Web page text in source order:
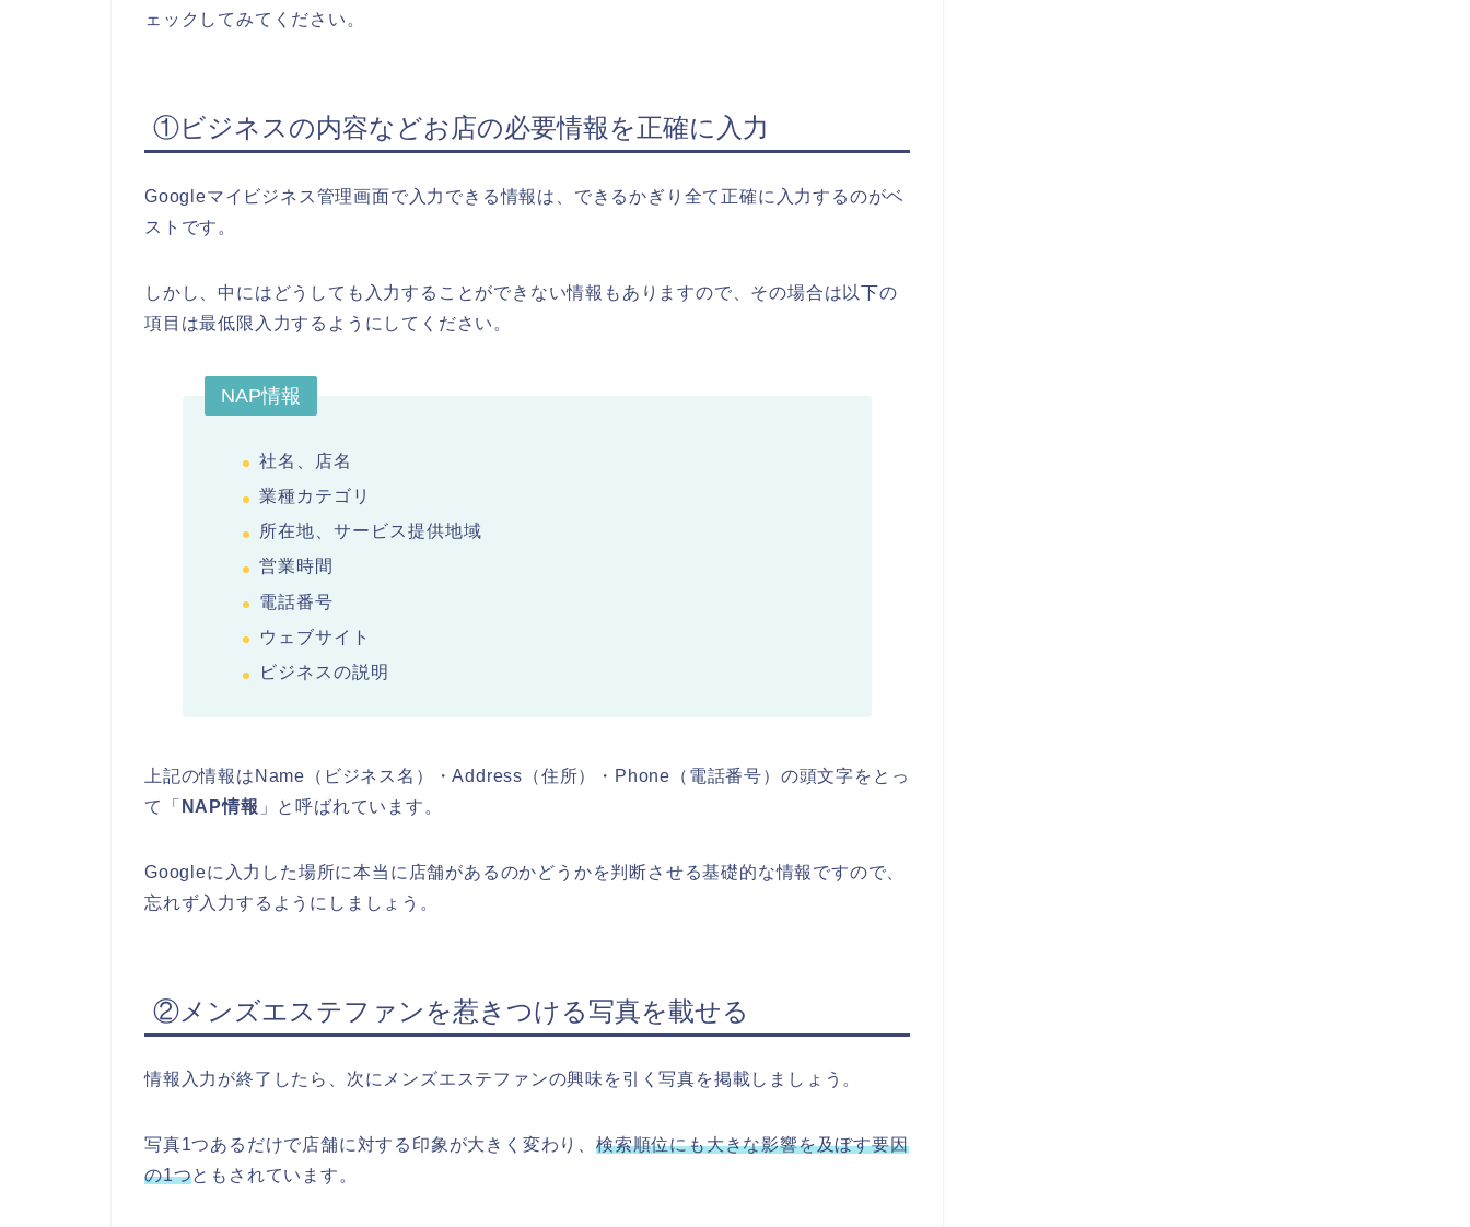
ェックしてみてください。
①ビジネスの内容などお店の必要情報を正確に入力
Googleマイビジネス管理画面で入力できる情報は、できるかぎり全て正確に入力するのがベ
ストです。
しかし、中にはどうしても入力することができない情報もありますので、その場合は以下の
項目は最低限入力するようにしてください。
NAP情報
社名、店名
業種カテゴリ
所在地、サービス提供地域
営業時間
電話番号
ウェブサイト
ビジネスの説明
上記の情報はName（ビジネス名）・Address（住所）・Phone（電話番号）の頭文字をとっ
て「 NAP情報 」と呼ばれています。
Googleに入力した場所に本当に店舗があるのかどうかを判断させる基礎的な情報ですので、
忘れず入力するようにしましょう。
②メンズエステファンを惹きつける写真を載せる
情報入力が終了したら、次にメンズエステファンの興味を引く写真を掲載しましょう。
写真1つあるだけで店舗に対する印象が大きく変わり、 検索順位にも大きな影響を及ぼす要因
の1つともされています。